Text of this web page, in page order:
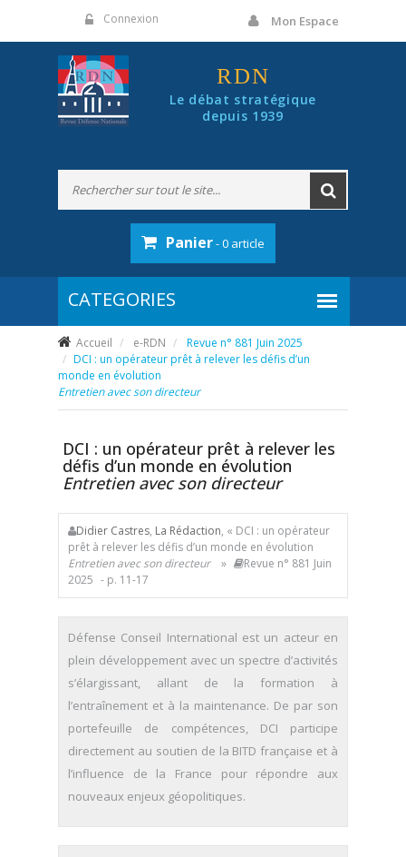
Connexion Mon Espace
RDN
Le débat stratégique
depuis 1939
Panier- 0 article
Accueil e-RDN
Revue n° 881 Juin 2025
DCI : un opérateur prêt à relever les défis d’un
monde en évolution
Entretien avec son directeur
DCI : un opérateur prêt à relever les
défis d’un monde en évolution
Entretien avec son directeur
Didier Castres, La Rédaction, « DCI : un opérateur
prêt à relever les défis d’un monde en évolution
Entretien avec son directeur»
Revue n° 881 Juin
2025 - p. 11-17
Défense Conseil International est un acteur en
plein développement avec un spectre d’activités
s’élargissant, allant de la formation à
l’entraînement et à la maintenance. De par son
portefeuille de compétences, DCI participe
directement au soutien de la BITD française et à
l’influence de la France pour répondre aux
nouveaux enjeux géopolitiques.